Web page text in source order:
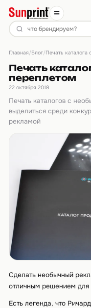
Главная/Блог/Печать каталога
Печать
переплетом
22 октября 2018
Печать каталогов с
выделиться среди
рекламой
Сделать необычный
отличным решением для
Есть легенда, что